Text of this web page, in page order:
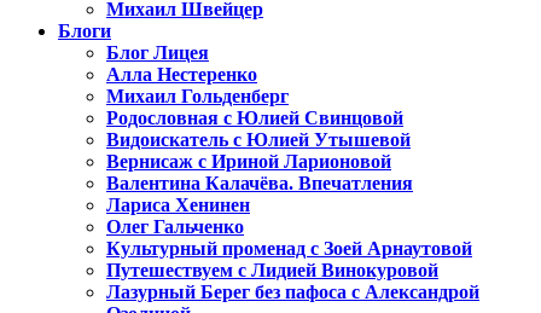
Михаил Швейцер
Блоги
Блог Лицея
Алла Нестеренко
Михаил Гольденберг
Родословная с Юлией Свинцовой
Видоискатель с Юлией Утышевой
Вернисаж с Ириной Ларионовой
Валентина Калачёва. Впечатления
Лариса Хенинен
Олег Гальченко
Культурный променад с Зоей Арнаутовой
Путешествуем с Лидией Винокуровой
Лазурный Берег без пафоса с Александрой